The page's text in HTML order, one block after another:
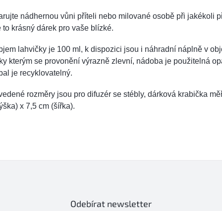
nádhernou vůni příteli nebo milované osobě při jakékoli
to krásný dárek pro vaše blízké.
lahvičky je 100 ml, k dispozici jsou i náhradní náplně v
kterým se provonění výrazně zlevní, nádoba je použitelná
je recyklovatelný.
rozměry jsou pro difuzér se stébly, dárková krabička
x 7,5 cm (šířka).
Odebírat newsletter